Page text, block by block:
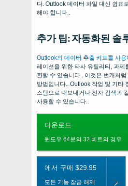
다. Outlook 데이터 파일 대신 쉼표
해야 합니다..
추가 팁: 자동화된 솔
Outlook의 데이터 추출 키트를 사용
레이션을 위한 타사 유틸리티, 과제
환할 수 있습니다.. 이것은 번개처
방법입니다.. Outlook 작업 및 기타
스템으로 내보내거나 전자 검색과
사용할 수 있습니다..
다운로드
윈도우 64분의 32 비트의 경우
에서 구매 $29.95
모든 기능 잠금 해제